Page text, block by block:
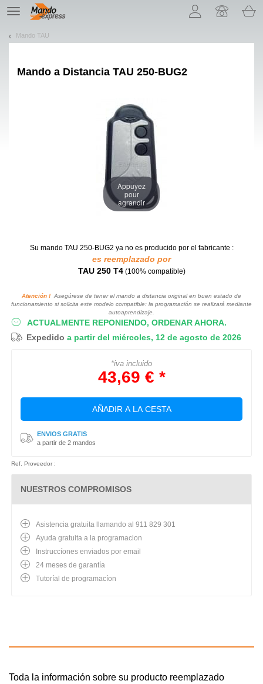
TE
navigation
Mando TAU
Mando a Distancia TAU 250-BUG2
Appuyez
pour
agrandir
Su mando TAU 250-BUG2 ya no es producido por el fabricante :
es reemplazado por
TAU 250 T4 (100% compatible)
Atención ! Asegúrese de tener el mando a distancia original en buen estado de
funcionamiento si solicita este modelo compatible: la programación se realizará mediante
autoaprendizaje.
ACTUALMENTE REPONIENDO, ORDENAR AHORA.
Expedido a partir del miércoles, 12 de agosto de 2026
*iva incluido
43,69 € *
AÑADIR A LA CESTA
ENVIOS GRATIS
a partir de 2 mandos
Ref. Proveedor :
NUESTROS COMPROMISOS
Asistencia gratuita llamando al 911 829 301
Ayuda gratuita a la programacion
Instruccíones enviados por email
24 meses de garantía
Tutoríal de programacíon
Toda la información sobre su producto reemplazado
¡Permítenos presentarte nuestras cookies!